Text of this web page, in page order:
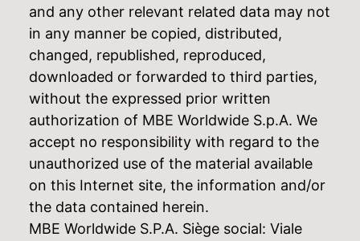
and any other relevant related data may not
in any manner be copied, distributed,
changed, republished, reproduced,
downloaded or forwarded to third parties,
without the expressed prior written
authorization of MBE Worldwide S.p.A. We
accept no responsibility with regard to the
unauthorized use of the material available
on this Internet site, the information and/or
the data contained herein.
MBE Worldwide S.P.A. Siège social: Viale